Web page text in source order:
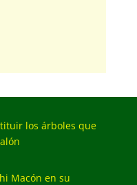
los árboles que
Macón en su